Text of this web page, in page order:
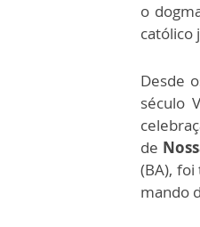
o
católico
Desde
século
de
(BA),
mando